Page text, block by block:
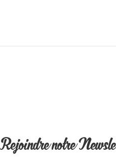
Rejoindre notre